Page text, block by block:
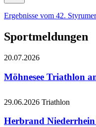
Ergebnisse vom 42.
Sportmeldungen
20.07.2026
Möhnesee Triathlon
29.06.2026 Triathlon
Herbrand